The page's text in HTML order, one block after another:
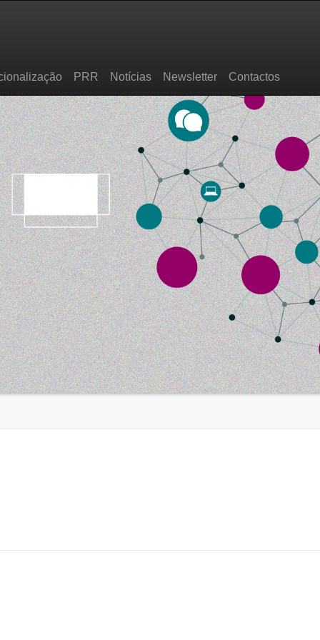
PRR Notícias Newsletter Contactos